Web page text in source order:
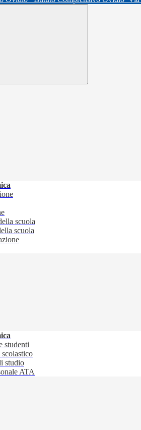
scuola
scuola
studenti
scolastico
studio
ATA